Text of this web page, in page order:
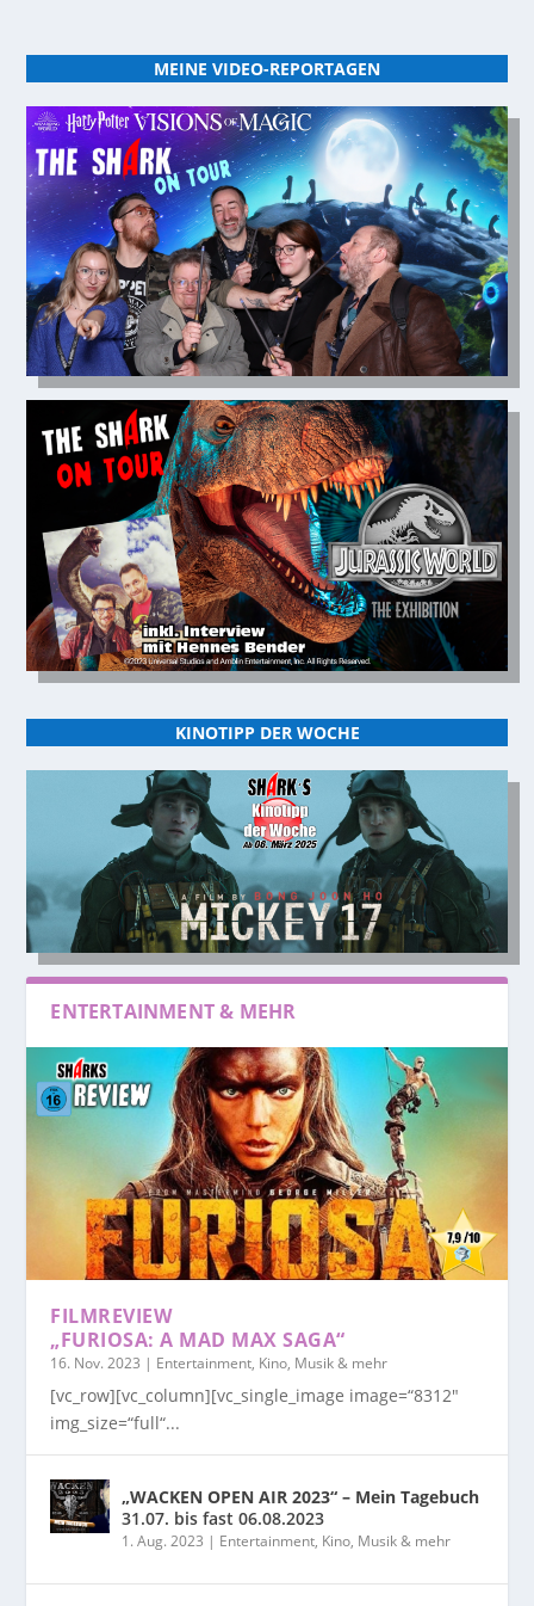
MEINE VIDEO-REPORTAGEN
KINOTIPP DER WOCHE
ENTERTAINMENT & MEHR
FILMREVIEW
„FURIOSA: A MAD MAX SAGA“
16. Nov. 2023 | Entertainment, Kino, Musik & mehr
[vc_row][vc_column][vc_single_image image=“8312″
img_size=“full“...
„WACKEN OPEN AIR 2023“ – Mein Tagebuch
31.07. bis fast 06.08.2023
1. Aug. 2023 | Entertainment, Kino, Musik & mehr